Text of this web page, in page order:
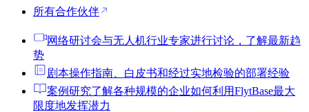
所有合作伙伴
网络研讨会与无人机行业专家进行讨论，了解最新趋
势
剧本操作指南、白皮书和经过实地检验的部署经验
案例研究了解各种规模的企业如何利用FlytBase最大
限度地发挥潜力